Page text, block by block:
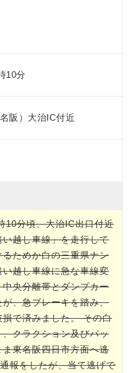
10分
阪）大治IC付近
10分頃、大治IC出口付近
越し車線」を走行して
ためか白の三重県ナン
越し車線に急な車線変
央分離帯とダンプカー
、急ブレーキを踏み、
で済みました。 その白
クラクション及びパッ
東名阪四日市方面へ逃
報をしたが、当て逃げで